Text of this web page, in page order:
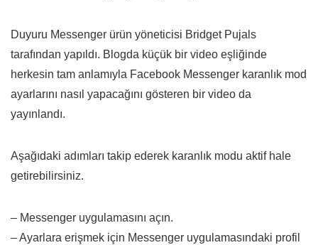
Duyuru Messenger ürün yöneticisi Bridget Pujals
tarafından yapıldı. Blogda küçük bir video eşliğinde
herkesin tam anlamıyla Facebook Messenger karanlık mod
ayarlarını nasıl yapacağını gösteren bir video da
yayınlandı.
Aşağıdaki adımları takip ederek karanlık modu aktif hale
getirebilirsiniz.
– Messenger uygulamasını açın.
– Ayarlara erişmek için Messenger uygulamasındaki profil